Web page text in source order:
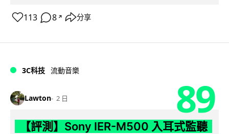
113 8 ↗ 分享
3C科技 流動音樂
Lawton 2 日 89
【評測】Sony IER-M500 入耳式監聽